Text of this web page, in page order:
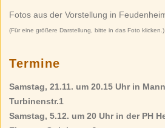
Fotos aus der Vorstellung in
(Für eine größere Darstellung, bitte in das Foto klicken.)
Termine
Samstag, 21.11. um 20.15 Uhr in
Turbinenstr.1
Samstag, 5.12. um 20 Uhr in der PH